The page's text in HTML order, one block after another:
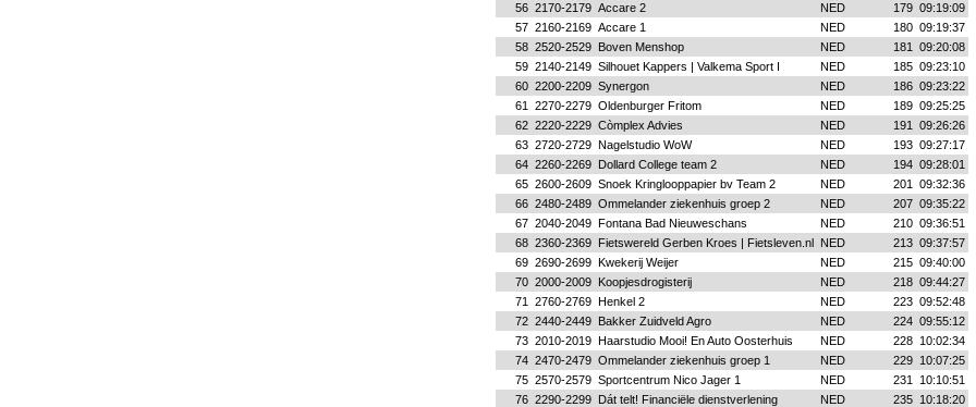
56 2170-2179 Accare 2 NED 179 09:19:09
57 2160-2169 Accare 1 NED 180 09:19:37
58 2520-2529 Boven Menshop NED 181
09:20:08
59 2140-2149 Silhouet Kappers | Valkema Sport I NED 185 09:23:10
60 2200-2209 Synergon NED 186 09:23:22
61
2270-2279 Oldenburger Fritom NED 189 09:25:25
62 2220-2229 Còmplex Advies NED 191
09:26:26
63 2720-2729 Nagelstudio WoW NED 193 09:27:17
64 2260-2269 Dollard College team 2 NED 194 09:28:01
65 2600-2609 Snoek Kringlooppapier bv Team 2 NED 201
09:32:36
66 2480-2489 Ommelander ziekenhuis groep 2 NED 207 09:35:22
67 2040-2049 Fontana Bad Nieuweschans NED 210 09:36:51
68 2360-2369 Fietswereld Gerben Kroes | Fietsleven.nl NED 213 09:37:57
69 2690-2699 Kwekerij Weijer NED 215 09:40:00
70 2000-2009 Koopjesdrogisterij NED 218 09:44:27
71
2760-2769 Henkel 2 NED 223 09:52:48
72 2440-2449 Bakker Zuidveld Agro NED 224 09:55:12
73 2010-2019 Haarstudio Mooi! En Auto Oosterhuis NED 228 10:02:34
74 2470-2479 Ommelander ziekenhuis groep 1 NED 229 10:07:25
75 2570-2579 Sportcentrum Nico Jager 1 NED 231
10:10:51
76 2290-2299 Dát telt! Financiële dienstverlening NED 235 10:18:20